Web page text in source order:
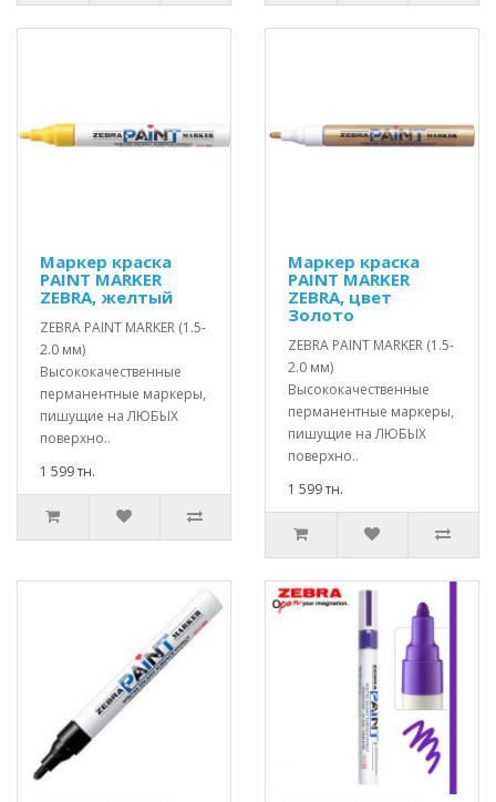
Маркер краска
PAINT MARKER
ZEBRA, желтый
ZEBRA PAINT MARKER (1.5-
2.0 мм)
Высококачественные
перманентные маркеры,
пишущие на ЛЮБЫХ
поверхно..
1 599 тн.
Маркер краска
PAINT MARKER
ZEBRA, цвет
Золото
ZEBRA PAINT MARKER (1.5-
2.0 мм)
Высококачественные
перманентные маркеры,
пишущие на ЛЮБЫХ
поверхно..
1 599 тн.